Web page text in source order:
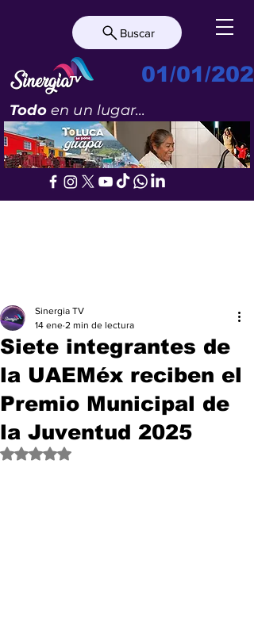
Buscar
01/01/
Todoen un lugar...
Siete integrantes de
la UAEMéx reciben el
Premio Municipal de
la Juventud 2025
Sinergia TV
14 ene 2 min de lectura
Obtuvo NaN de 5 estrellas.